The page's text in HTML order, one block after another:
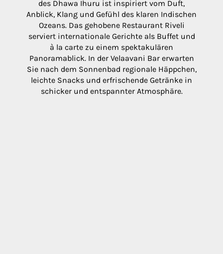
des Dhawa Ihuru ist inspiriert vom Duft,
Anblick, Klang und Gefühl des klaren Indischen
Ozeans. Das gehobene Restaurant Riveli
serviert internationale Gerichte als Buffet und
à la carte zu einem spektakulären
Panoramablick. In der Velaavani Bar erwarten
Sie nach dem Sonnenbad regionale Häppchen,
leichte Snacks und erfrischende Getränke in
schicker und entspannter Atmosphäre.